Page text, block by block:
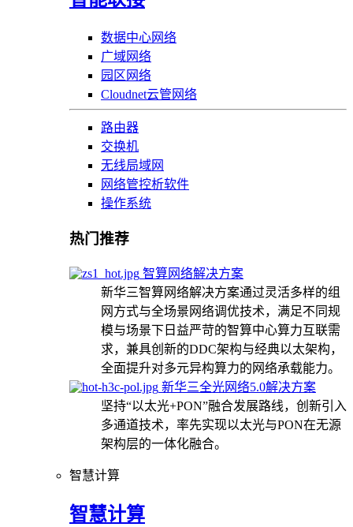
数据中心网络
广域网络
园区网络
Cloudnet云管网络
路由器
交换机
无线局域网
网络管控析软件
操作系统
热门推荐
智算网络解决方案
新华三智算网络解决方案通过灵活多样的组
网方式与全场景网络调优技术，满足不同规
模与场景下日益严苛的智算中心算力互联需
求，兼具创新的DDC架构与经典以太架构，
全面提升对多元异构算力的网络承载能力。
新华三全光网络5.0解决方案
坚持“以太光+PON”融合发展路线，创新引入
多通道技术，率先实现以太光与PON在无源
架构层的一体化融合。
智慧计算
智慧计算